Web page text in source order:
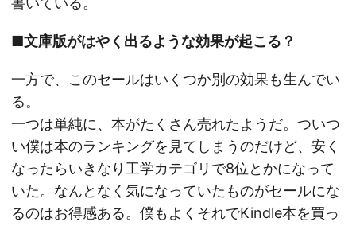
■文庫版がはやく出るような効果が起こる？
一方で、このセールはいくつか別の効果も生んでい
る。
一つは単純に、本がたくさん売れたようだ。ついつ
い僕は本のランキングを見てしまうのだけど、安く
なったらいきなり工学カテゴリで8位とかになって
いた。なんとなく気になっていたものがセールにな
るのはお得感ある。僕もよくそれでKindle本を買っ